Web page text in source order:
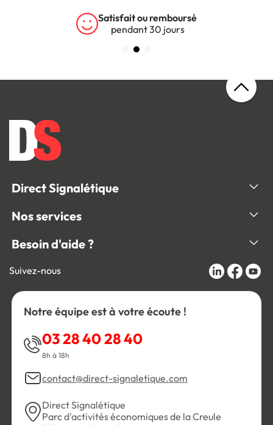
Satisfait ou remboursé
pendant 30 jours
Direct Signalétique
Nos services
Besoin d'aide ?
Suivez-nous
Notre équipe est à votre écoute !
03 28 40 28 40
8h à 18h
contact@direct-signaletique.com
Direct Signalétique
Parc d'activités économiques de la Creule